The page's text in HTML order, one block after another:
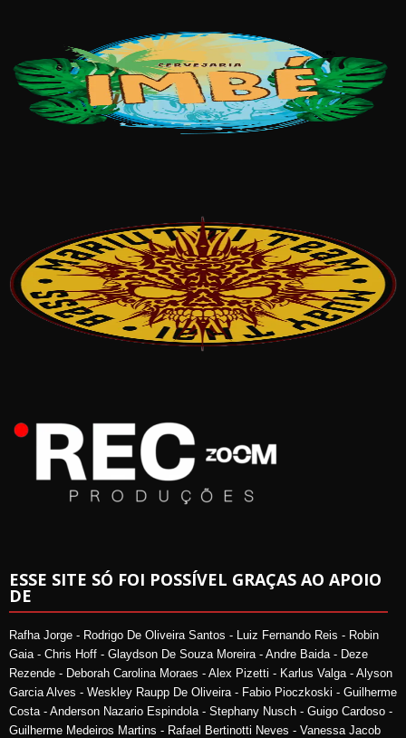
ESSE SITE SÓ FOI POSSÍVEL GRAÇAS AO APOIO
DE
Rafha Jorge - Rodrigo De Oliveira Santos - Luiz Fernando Reis - Robin
Gaia - Chris Hoff - Glaydson De Souza Moreira - Andre Baida - Deze
Rezende - Deborah Carolina Moraes - Alex Pizetti - Karlus Valga - Alyson
Garcia Alves - Weskley Raupp De Oliveira - Fabio Pioczkoski - Guilherme
Costa - Anderson Nazario Espindola - Stephany Nusch - Guigo Cardoso -
Guilherme Medeiros Martins - Rafael Bertinotti Neves - Vanessa Jacob